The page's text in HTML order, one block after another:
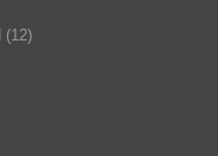
(12)